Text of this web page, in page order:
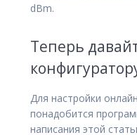
dBm.
Теперь
Для настройки
понадобится
написания этой